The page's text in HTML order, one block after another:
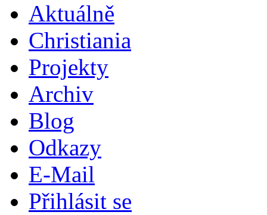
Aktuálně
Christiania
Projekty
Archiv
Blog
Odkazy
E-Mail
Přihlásit se